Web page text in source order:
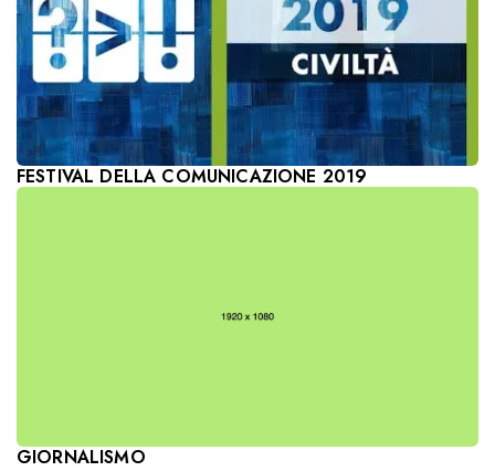
FESTIVAL DELLA COMUNICAZIONE 2019
GIORNALISMO